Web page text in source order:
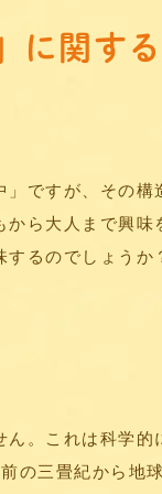
に関す
ですが、その
ら大人まで興
るのでしょうか
。これは科学
の三畳紀から